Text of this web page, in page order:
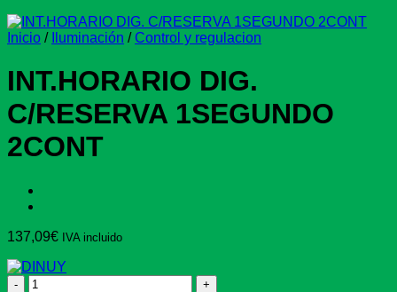
Inicio / Iluminación / Control y regulacion
INT.HORARIO DIG.
C/RESERVA 1SEGUNDO
2CONT
137,09€ IVA incluido
INT.HORARIO